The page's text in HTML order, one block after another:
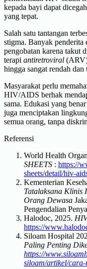
kepada bayi dapat
yang tepat.
Salah satu tantangan
stigma. Banyak penderita
pengobatan karena takut
terapi antiretroviral
hingga sangat rendah dan
Masyarakat perlu
HIV/AIDS berhak
sama. Edukasi yang
juga menciptakan
semua orang, tanpa
Referensi
World Health
SHEETS : https://
sheets/detail/hiv-
Kementerian
Tatalaksana Klinis
Orang Dewasa
Pengendalian
Halodoc, 2025.
https://
Siloam Hospital
Paling Penting
https://
siloam/artikel/cara-